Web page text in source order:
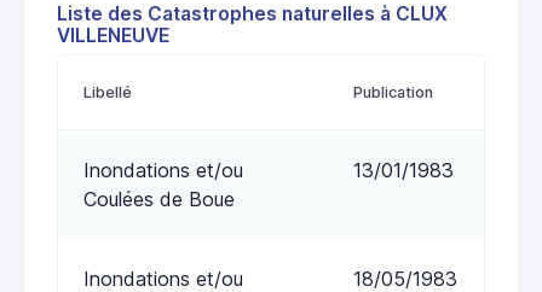
Liste des Catastrophes naturelles à CLUX
VILLENEUVE
Libellé Publication
Inondations et/ou
Coulées de Boue
13/01/1983
Inondations et/ou
18/05/1983